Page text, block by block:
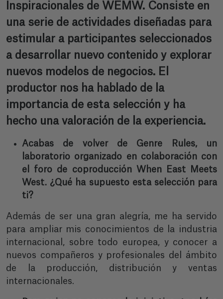
Inspiracionales de WEMW. Consiste en
una serie de actividades diseñadas para
estimular a participantes seleccionados
a desarrollar nuevo contenido y explorar
nuevos modelos de negocios. El
productor nos ha hablado de la
importancia de esta selección y ha
hecho una valoración de la experiencia.
Acabas de volver de Genre Rules, un
laboratorio organizado en colaboración con
el foro de coproducción When East Meets
West. ¿Qué ha supuesto esta selección para
ti?
Además de ser una gran alegría, me ha servido
para ampliar mis conocimientos de la industria
internacional, sobre todo europea, y conocer a
nuevos compañeros y profesionales del ámbito
de la producción, distribución y ventas
internacionales.